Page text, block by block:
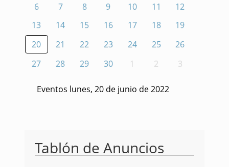
6
7 8 9 10 11
12
13
14 15 16 17 18
19
20
21 22 23 24 25
26
27
28 29 30 1 2 3
Eventos lunes, 20 de junio de 2022
Tablón de Anuncios